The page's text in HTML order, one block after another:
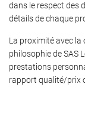
dans le respect des
détails de chaque
La proximité avec la
philosophie de SAS
prestations
rapport qualité/prix